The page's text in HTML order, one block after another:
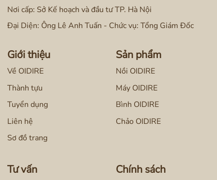
Nơi cấp: Sở Kế hoạch và đầu tư TP. Hà Nội
Đại Diện: Ông Lê Anh Tuấn - Chức vụ: Tổng Giám Đốc
Giới thiệu
Về OIDIRE
Thành tựu
Tuyển dụng
Liên hệ
Sơ đồ trang
Sản phẩm
Nồi OIDIRE
Máy OIDIRE
Bình OIDIRE
Chảo OIDIRE
Tư vấn Chính sách